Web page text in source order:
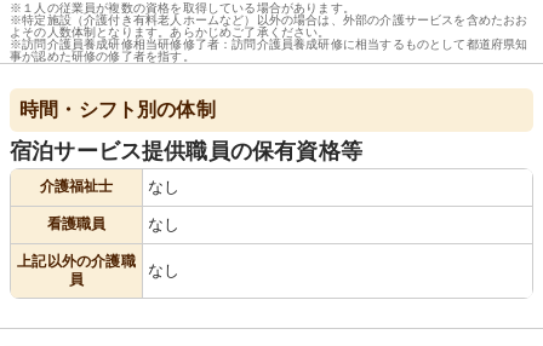
※１人の従業員が複数の資格を取得している場合があります。
※特定施設（介護付き有料老人ホームなど）以外の場合は、外部の介護サービスを含めたおお
よその人数体制となります。あらかじめご了承ください。
※訪問介護員養成研修相当研修修了者：訪問介護員養成研修に相当するものとして都道府県知
事が認めた研修の修了者を指す。
時間・シフト別の体制
宿泊サービス提供職員の保有資格等
介護福祉士 なし
看護職員 なし
上記以外の介護職
員
なし